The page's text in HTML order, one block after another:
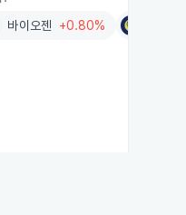
바이오젠 +0.80%